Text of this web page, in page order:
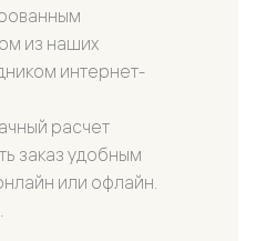
из наших
интернет-
расчет
заказ удобным
или офлайн.